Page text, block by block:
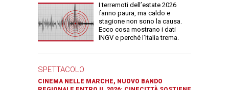
I terremoti dell’estate 2026
fanno paura, ma caldo e
stagione non sono la causa.
Ecco cosa mostrano i dati
INGV e perché l’Italia trema.
SPETTACOLO
CINEMA NELLE MARCHE, NUOVO BANDO